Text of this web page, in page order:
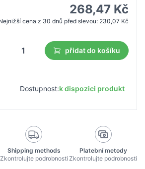
268,47 Kč
cena z 30 dnů před slevou: 230,07 Kč
přidat do košíku
Dostupnost:k dispozici produkt
Shipping methods
Zkontrolujte podrobnosti
Platební metody
Zkontrolujte podrobnosti